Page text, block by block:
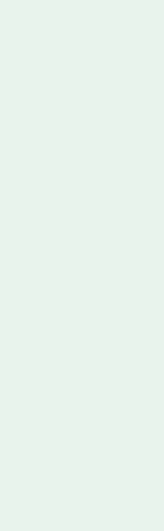
pour enfants
éducative des
et interactive.
salle de classe ou
éducative
comment